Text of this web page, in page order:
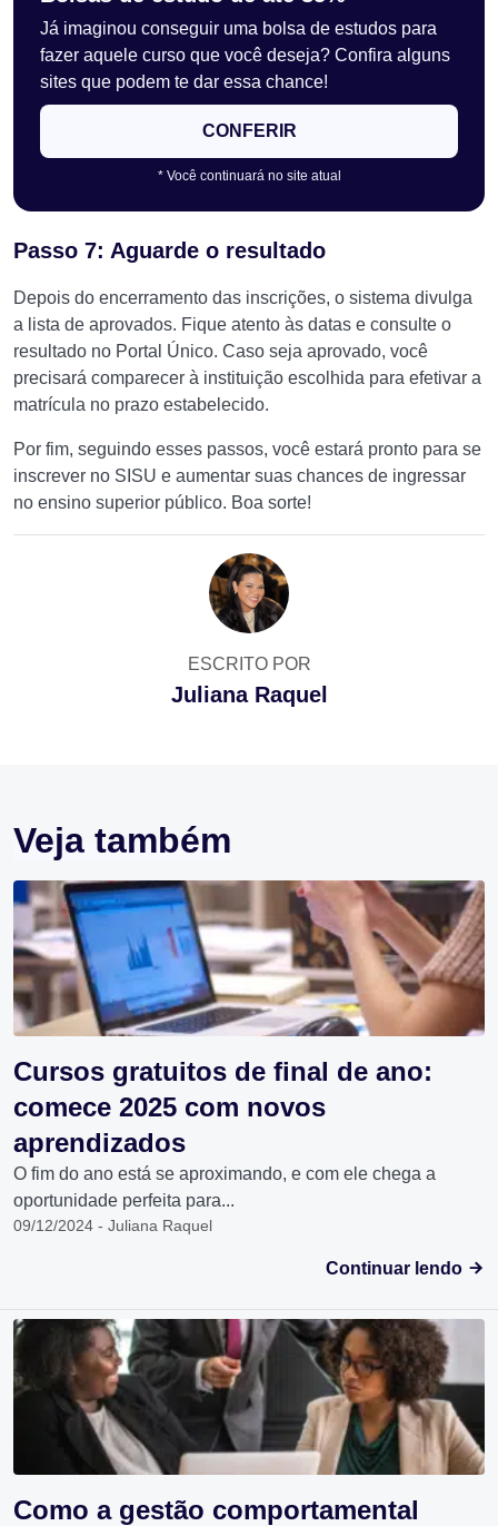
Já imaginou conseguir uma bolsa de estudos para
fazer aquele curso que você deseja? Confira alguns
sites que podem te dar essa chance!
CONFERIR
* Você continuará no site atual
Passo 7: Aguarde o resultado
Depois do encerramento das inscrições, o sistema divulga
a lista de aprovados. Fique atento às datas e consulte o
resultado no Portal Único. Caso seja aprovado, você
precisará comparecer à instituição escolhida para efetivar a
matrícula no prazo estabelecido.
Por fim, seguindo esses passos, você estará pronto para se
inscrever no SISU e aumentar suas chances de ingressar
no ensino superior público. Boa sorte!
ESCRITO POR
Juliana Raquel
Veja também
Cursos gratuitos de final de ano:
comece 2025 com novos
aprendizados
O fim do ano está se aproximando, e com ele chega a
oportunidade perfeita para...
09/12/2024 - Juliana Raquel
Continuar lendo
Como a gestão comportamental